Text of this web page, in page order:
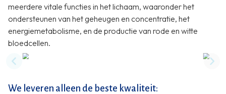
meerdere vitale functies in het lichaam, waaronder het
ondersteunen van het geheugen en concentratie, het
energiemetabolisme, en de productie van rode en witte
bloedcellen.
Previous slide
We leveren alleen de beste kwaliteit: